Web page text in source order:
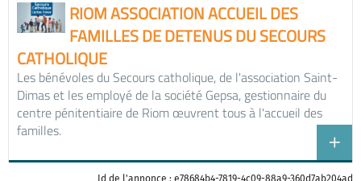
RIOM ASSOCIATION ACCUEIL DES
FAMILLES DE DETENUS DU SECOURS
CATHOLIQUE
Les bénévoles du Secours catholique, de l'association Saint-
Dimas et les employé de la société Gepsa, gestionnaire du
centre pénitentiaire de Riom œuvrent tous à l'accueil des
familles.
Id de l'annonce : e78684b4-7819-4c09-88a9-360d7ab204ad